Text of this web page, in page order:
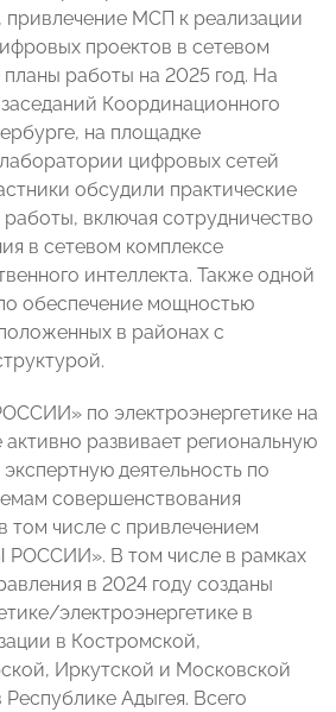
МСП к реализации
проектов в сетевом
работы на 2025 год. На
Координационного
на площадке
цифровых сетей
обсудили практические
включая сотрудничество
в сетевом комплексе
интеллекта. Также одной
обеспечение мощностью
в районах с
по электроэнергетике на
развивает региональную
деятельность по
совершенствования
том числе с привлечением
В том числе в рамках
в 2024 году созданы
электроэнергетике в
в Костромской,
Иркутской и Московской
Адыгея. Всего